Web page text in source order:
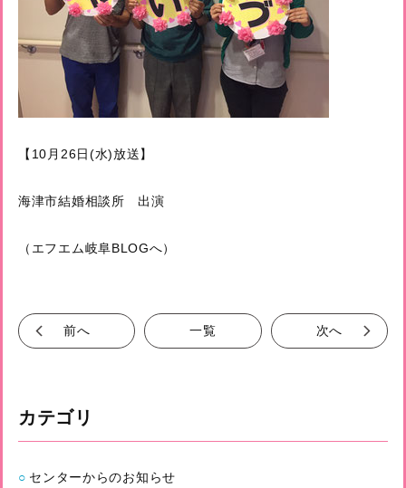
【10月26日(水)放送】
海津市結婚相談所 出演
（エフエム岐阜BLOGへ）
前へ 一覧 次へ
カテゴリ
センターからのお知らせ